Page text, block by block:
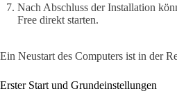
Nach Abschluss der Installation
Free direkt starten.
Ein Neustart des Computers ist in der
Erster Start und Grundeinstellungen